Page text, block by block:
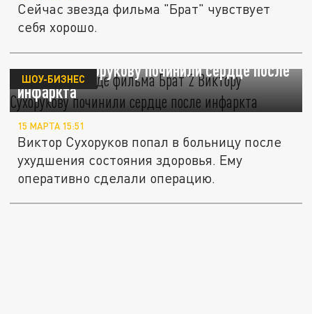
Сейчас звезда фильма "Брат" чувствует
себя хорошо.
"Бог есть!" Звезде фильма "Брат 2"
Виктору Сухорукову починили сердце после
инфаркта
ШОУ-БИЗНЕС
15 МАРТА 15:51
Виктор Сухоруков попал в больницу после
ухудшения состояния здоровья. Ему
оперативно сделали операцию.